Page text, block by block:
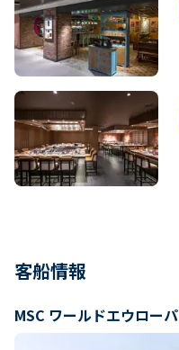
客船情報
MSC ワールドエウローパ